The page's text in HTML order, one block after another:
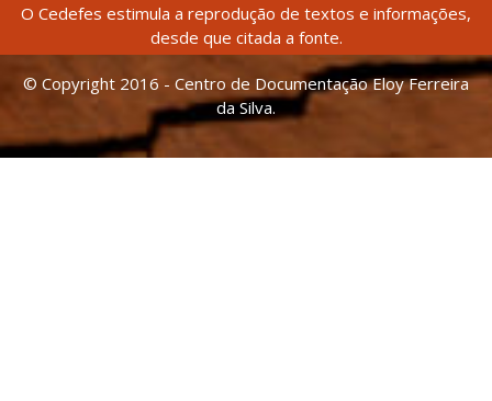
O Cedefes estimula a reprodução de textos e informações,
desde que citada a fonte.
© Copyright 2016 - Centro de Documentação Eloy Ferreira
da Silva.